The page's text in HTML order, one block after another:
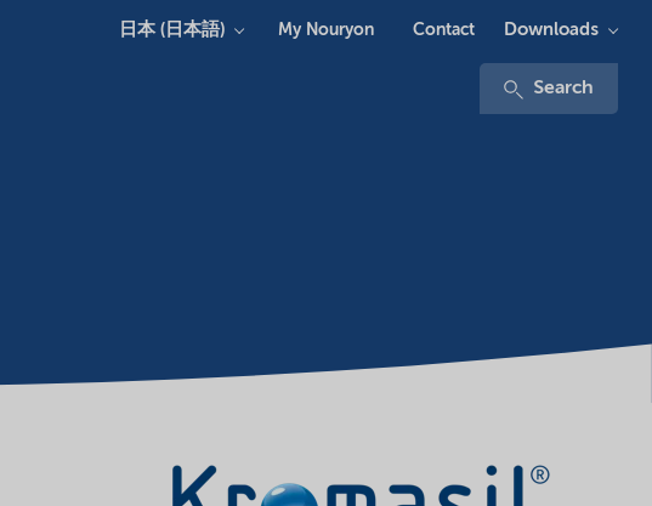
Search
日本 (日本語) My Nouryon Contact Downloads